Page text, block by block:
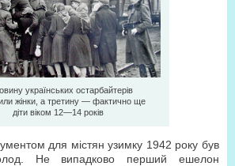
українських остарбайтерів
жінки, а третину — фактично ще
діти віком 12—14 років
для містян узимку 1942 року був
Не випадково перший ешелон